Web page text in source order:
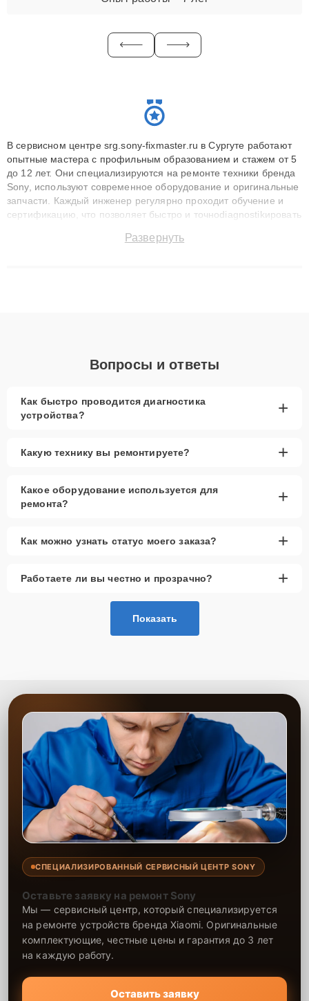
В сервисном центре srg.sony-fixmaster.ru в Сургуте работают
опытные мастера с профильным образованием и стажем от 5
до 12 лет. Они специализируются на ремонте техники бренда
Sony, используют современное оборудование и оригинальные
запчасти. Каждый инженер регулярно проходит обучение и
сертификацию, что позволяет быстро и точноdiagnostikировать
до 3 лет. Наши мастера решают сложные случаи: от замены
Развернуть
Вопросы и ответы
Как быстро проводится диагностика
устройства?
+
Какую технику вы ремонтируете? +
Какое оборудование используется для
ремонта?
+
Как можно узнать статус моего заказа? +
Работаете ли вы честно и прозрачно? +
Показать
СПЕЦИАЛИЗИРОВАННЫЙ СЕРВИСНЫЙ ЦЕНТР SONY
Оставьте заявку на ремонт Sony
Мы — сервисный центр, который специализируется
на ремонте устройств бренда Xiaomi. Оригинальные
комплектующие, честные цены и гарантия до 3 лет
на каждую работу.
Оставить заявку